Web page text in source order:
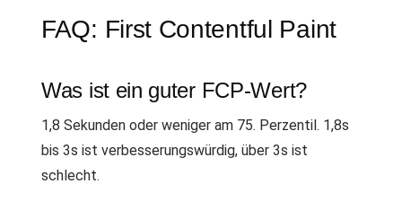
FAQ: First Contentful Paint
Was ist ein guter FCP-Wert?
1,8 Sekunden oder weniger am 75. Perzentil. 1,8s
bis 3s ist verbesserungswürdig, über 3s ist
schlecht.